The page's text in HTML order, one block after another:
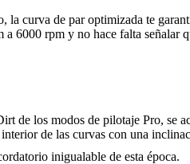
curva de par optimizada te
6000 rpm y no hace falta
de los modos de pilotaje Pro, se
de las curvas con una
inigualable de esta época.